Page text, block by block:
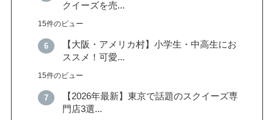
クイーズを売...
15件のビュー
【大阪・アメリカ村】小学生・中高生にお
ススメ！可愛...
15件のビュー
【2026年最新】東京で話題のスクイーズ専
門店3選...